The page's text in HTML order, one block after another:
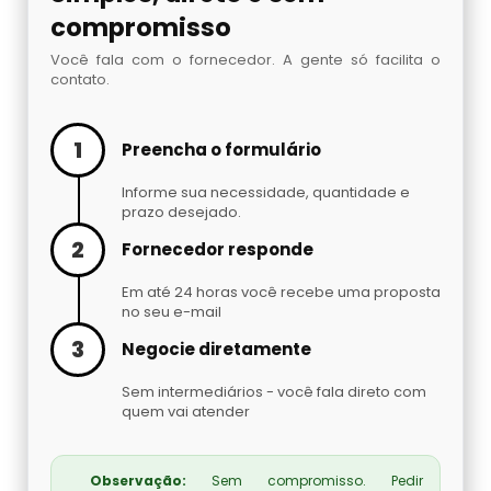
Argônio Líquido
Nitrogênio Líquido Preço
Cilindro De Gás Carbônico Para Chopp
Gás Hélio Comprar
Cilindro De Gás Para Chopeira Preço
Tocha Mig Mag
Cilindro De Gás Para Chopp
Gases Especiais
Gás Carbônico Líquido
Cilindro De Oxigênio Hospitalar Para Alugar
Cilindro De Oxigenio Medicinal 50 Litros
Cilindro De Oxigênio Para Inalação
Cilindro De Oxigênio Para Inalação Preço
Cilindro Oxigenio Medicinal 3 Litros
Cilindro Oxigenio Medicinal Preço
Preço De Cilindro De Oxigênio Medicinal
Preço De Cilindro De Oxigênio
Preço Cilindro De Oxigênio Hospitalar
compromisso
Você fala com o fornecedor. A gente só facilita o
contato.
1 Preencha o formulário
Informe sua necessidade, quantidade e
prazo desejado.
2 Fornecedor responde
Em até 24 horas você recebe uma proposta
no seu e-mail
3 Negocie diretamente
Sem intermediários - você fala direto com
quem vai atender
Observação: Sem compromisso. Pedir